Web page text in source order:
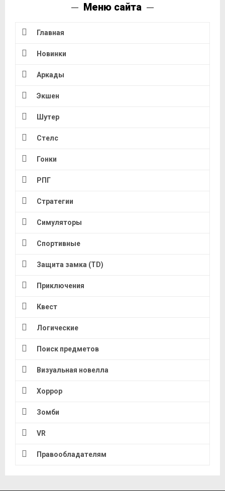
Меню сайта
Главная
Новинки
Аркады
Экшен
Шутер
Стелс
Гонки
РПГ
Стратегии
Симуляторы
Спортивные
Защита замка (TD)
Приключения
Квест
Логические
Поиск предметов
Визуальная новелла
Хоррор
Зомби
VR
Правообладателям